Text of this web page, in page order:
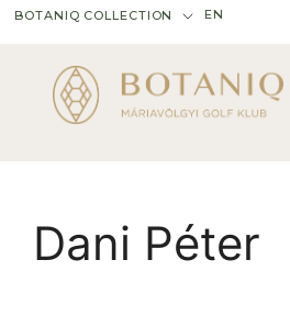
BOTANIQ COLLECTION EN
Dani Péter